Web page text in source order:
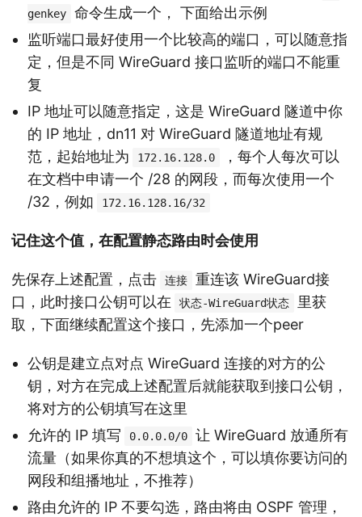
genkey
命令生成一个， 下面给出示例
监听端口最好使用一个比较高的端口，可以随意指
定，但是不同 WireGuard 接口监听的端口不能重
复
IP 地址可以随意指定，这是 WireGuard 隧道中你
的 IP 地址，dn11 对 WireGuard 隧道地址有规
范，起始地址为
172.16.128.0
，每个人每次可以
在文档中申请一个 /28 的网段，而每次使用一个
/32，例如
172.16.128.16/32
记住这个值，在配置静态路由时会使用
先保存上述配置，点击 连接
重连该 WireGuard接
口，此时接口公钥可以在
状态-WireGuard状态
里获
取，下面继续配置这个接口，先添加一个peer
公钥是建立点对点 WireGuard 连接的对方的公
钥，对方在完成上述配置后就能获取到接口公钥，
将对方的公钥填写在这里
允许的 IP 填写
0.0.0.0/0
让 WireGuard 放通所有
流量（如果你真的不想填这个，可以填你要访问的
网段和组播地址，不推荐）
路由允许的 IP 不要勾选，路由将由 OSPF 管理，